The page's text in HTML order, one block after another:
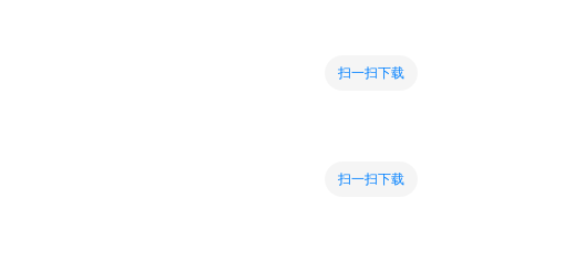
扫一扫下载
扫一扫下载